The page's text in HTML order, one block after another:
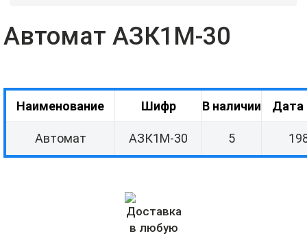
Автомат АЗК1М-30
Наименование Шифр В наличии Дата
Автомат АЗК1М-30 5